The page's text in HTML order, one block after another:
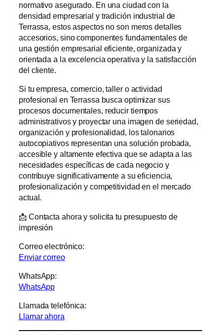
normativo asegurado. En una ciudad con la
densidad empresarial y tradición industrial de
Terrassa, estos aspectos no son meros detalles
accesorios, sino componentes fundamentales de
una gestión empresarial eficiente, organizada y
orientada a la excelencia operativa y la satisfacción
del cliente.
Si tu empresa, comercio, taller o actividad
profesional en Terrassa busca optimizar sus
procesos documentales, reducir tiempos
administrativos y proyectar una imagen de seriedad,
organización y profesionalidad, los talonarios
autocopiativos representan una solución probada,
accesible y altamente efectiva que se adapta a las
necesidades específicas de cada negocio y
contribuye significativamente a su eficiencia,
profesionalización y competitividad en el mercado
actual.
📩 Contacta ahora y solicita tu presupuesto de
impresión
Correo electrónico:
Enviar correo
WhatsApp:
WhatsApp
Llamada telefónica:
Llamar ahora